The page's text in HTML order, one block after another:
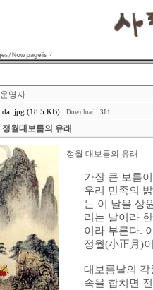
7
운영자
dal.jpg (18.5 KB) Download : 301
정월대보름의 유래
정월 대보름의 유래
가장 큰 보름
우리 민족의
는 이 날을 상
리는 날이라
이라 부른다.
정월(小正月)
대보름날의
속을 합치면